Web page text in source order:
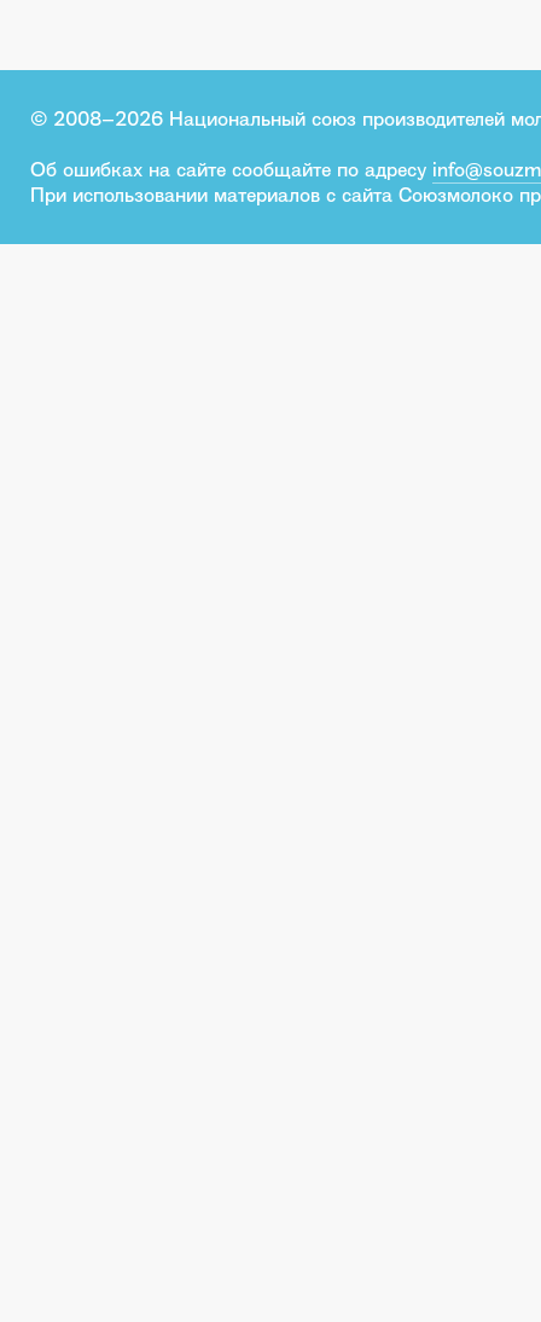
© 2008–2026 Национальный союз производителей
Об ошибках на сайте сообщайте по адресу
При использовании материалов с сайта Союзмолоко